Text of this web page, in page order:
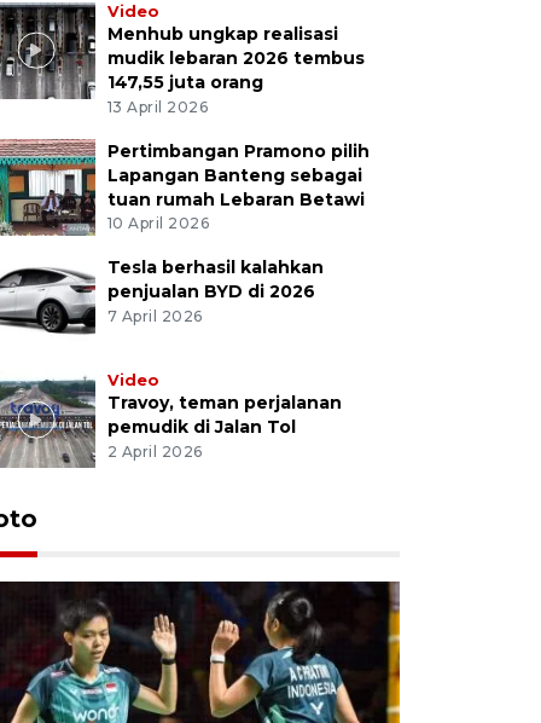
Video
Menhub ungkap realisasi
mudik lebaran 2026 tembus
147,55 juta orang
13 April 2026
Pertimbangan Pramono pilih
Lapangan Banteng sebagai
tuan rumah Lebaran Betawi
10 April 2026
Tesla berhasil kalahkan
penjualan BYD di 2026
7 April 2026
Video
Travoy, teman perjalanan
pemudik di Jalan Tol
2 April 2026